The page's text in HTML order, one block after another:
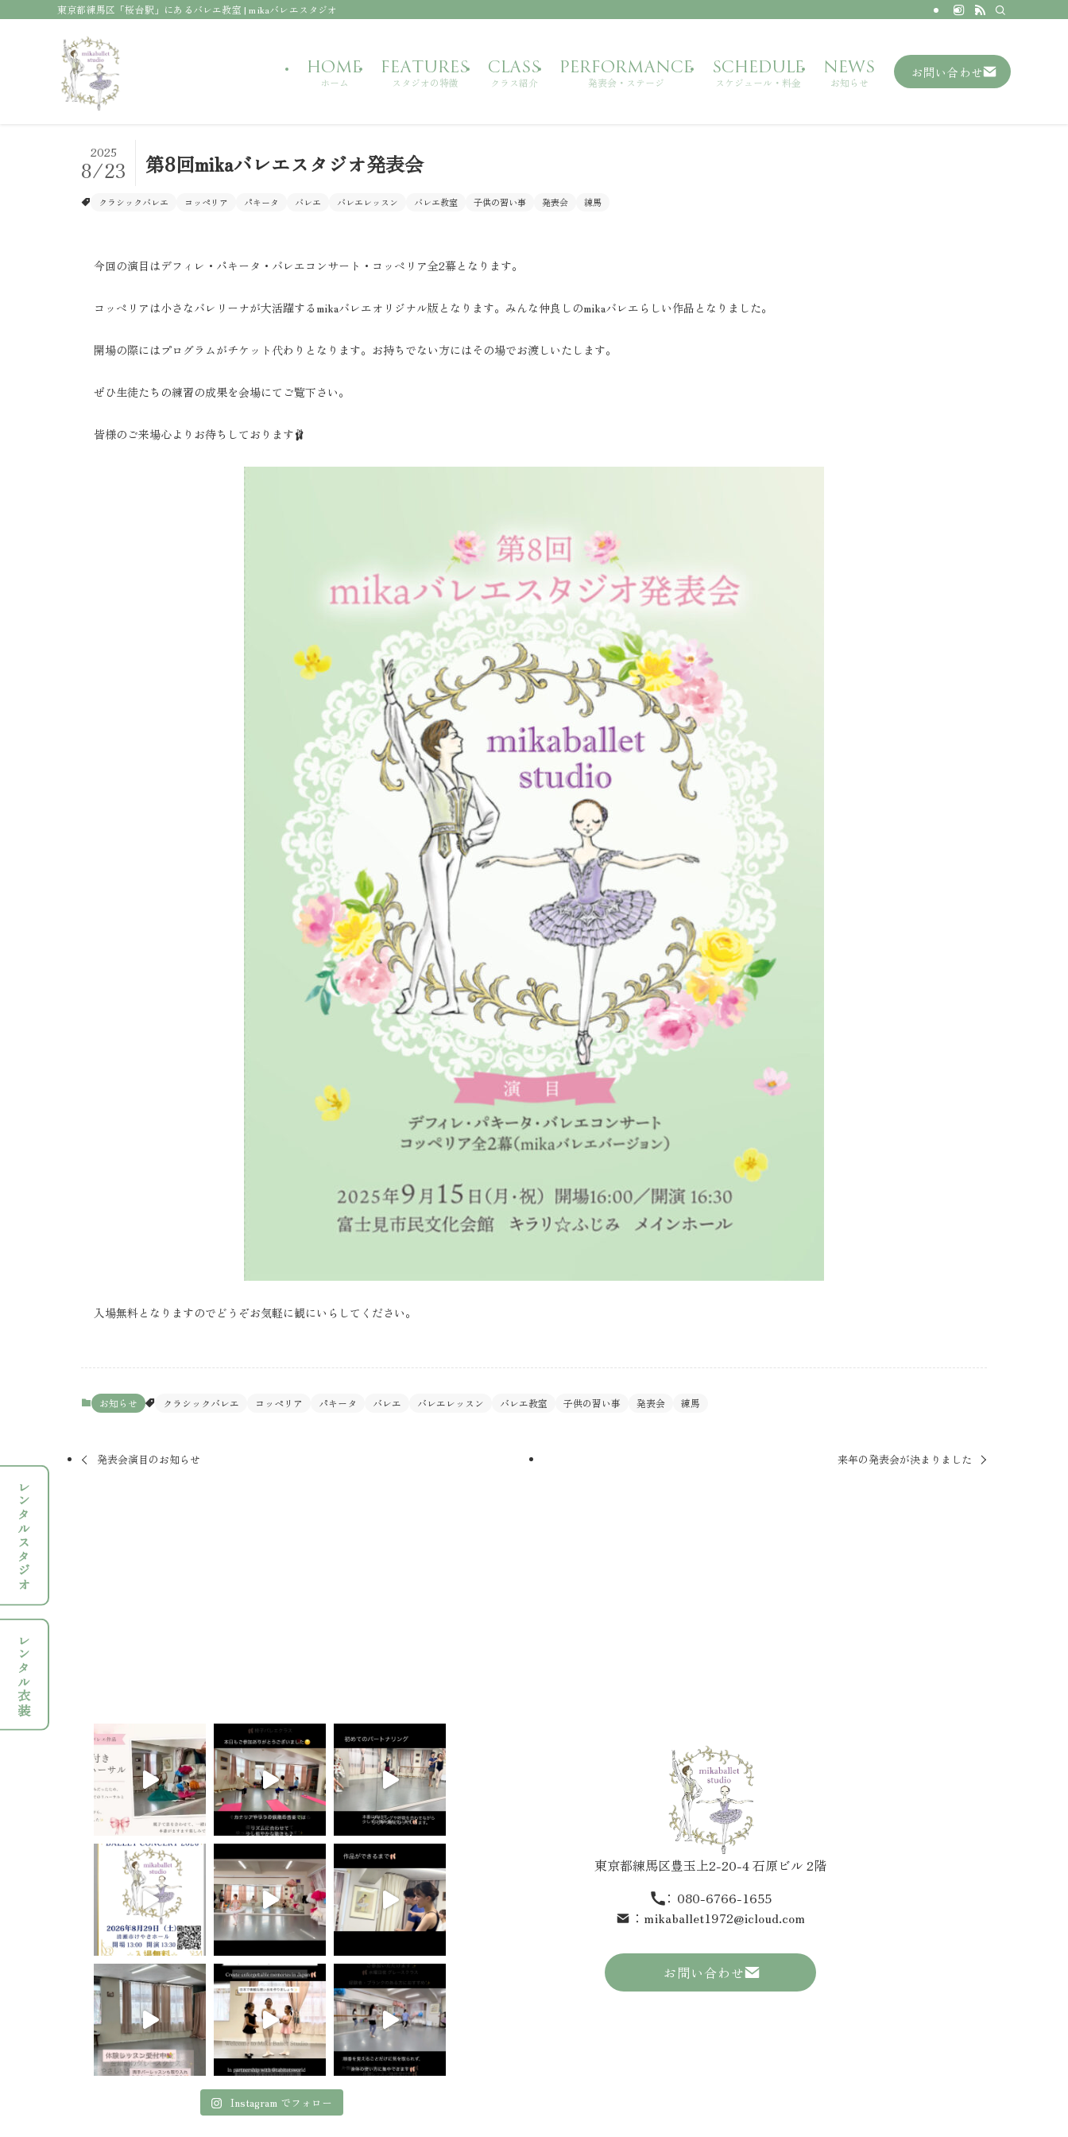
東京都練馬区「桜台駅」にあるバレエ教室 | mikaバレエスタジオ
HOME
ホーム
FEATURES
スタジオの特徴
CLASS
クラス紹介
PERFORMANCE
発表会・ステージ
SCHEDULE
スケジュール・料金
NEWS
お知らせ
お問い合わせ
第8回mikaバレエスタジオ発表会
2025
8/23
クラシックバレエ コッペリア パキータ バレエ バレエレッスン バレエ教室 子供の習い事 発表会 練馬
今回の演目はデフィレ・パキータ・バレエコンサート・コッペリア全2幕となります。
コッペリアは小さなバレリーナが大活躍するmikaバレエオリジナル版となります。みんな仲良しのmikaバレエらしい作品となりました。
開場の際にはプログラムがチケット代わりとなります。お持ちでない方にはその場でお渡しいたします。
ぜひ生徒たちの練習の成果を会場にてご覧下さい。
皆様のご来場心よりお待ちしております🩰
入場無料となりますのでどうぞお気軽に観にいらしてください。
お知らせ クラシックバレエ コッペリア パキータ バレエ バレエレッスン バレエ教室 子供の習い事 発表会 練馬
発表会演目のお知らせ 来年の発表会が決まりました
レンタルスタジオ
レンタル衣装
Instagram でフォロー
東京都練馬区豊玉上2-20-4 石原ビル 2階
： 080-6766-1655
： mikaballet1972@icloud.com
お問い合わせ